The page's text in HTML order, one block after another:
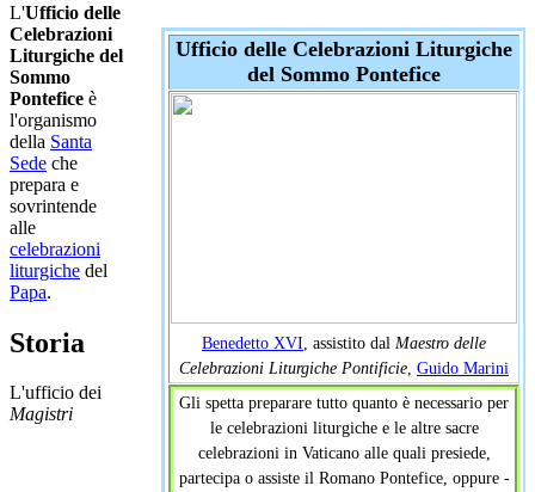
Ufficio delle Celebrazioni Liturgiche
del Sommo Pontefice
Benedetto XVI , assistito dal Maestro delle
Celebrazioni Liturgiche Pontificie Guido Marini
Gli spetta preparare tutto quanto è necessario per
le celebrazioni liturgiche e le altre sacre
celebrazioni in Vaticano alle quali presiede,
partecipa o assiste il Romano Pontefice, oppure -
L'Ufficio delle
Celebrazioni
Liturgiche del
Sommo
Pontefice è
l'organismo
della Santa
Sede che
prepara e
sovrintende
alle
celebrazioni
liturgiche del
Papa.
Storia
L'ufficio dei
Magistri